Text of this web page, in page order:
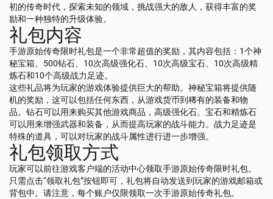
初的传奇时代，探索未知的领域，挑战强大的敌人，获得丰富的奖
励和一种独特的升级体验。
礼包内容
手游原始传奇限时礼包是一个非常超值的奖励，其内容包括：1个神
秘宝箱、500钻石、10次高级强化石、10次高级宝石、10次高级精
炼石和10个高级战力足迹。
这些礼品将为玩家的游戏体验提供巨大的帮助。神秘宝箱将提供随
机的奖励，这可以包括任何东西，从游戏货币到稀有的装备和物
品。钻石可以用来购买其他游戏商品，高级强化石、宝石和精炼石
可以用来增强武器和装备，从而提高玩家的战斗能力。战力足迹是
特殊的道具，可以对玩家的战斗属性进行进一步增强。
礼包领取方式
玩家可以前往游戏客户端的活动中心领取手游原始传奇限时礼包。
只需点击“领取礼包”按钮即可，礼包将自动发送到玩家的游戏邮箱或
背包中。请注意，每个账户仅限领取一次手游原始传奇礼包。